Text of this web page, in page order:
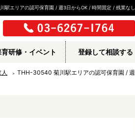
駅エリアの認可保育園 / 週3日からOK / 時間固定 / 残業なし
育研修・イベント 登録して相談する
THH-30540 菊川駅エリアの認可保育園 / 週